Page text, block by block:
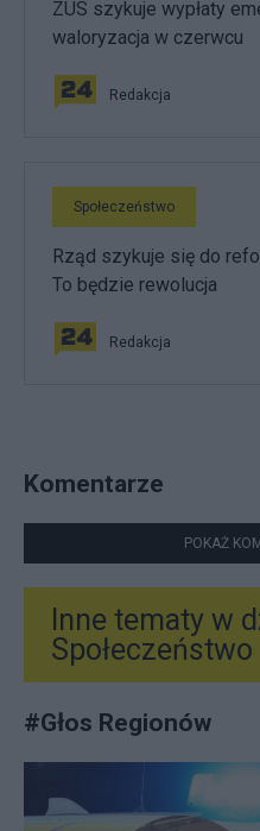
ZUS szykuje wypłaty
waloryzacja w czerwcu
Redakcja
Społeczeństwo
Rząd szykuje się do
To będzie rewolucja
Redakcja
Komentarze
POKAŻ
Inne tematy w
Społeczeństwo
#Głos Regionów